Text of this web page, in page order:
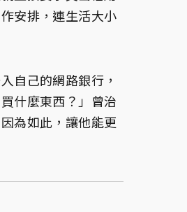
安排，連生活大小
自己的網路銀行，
什麼東西？」曾治
為如此，讓他能更